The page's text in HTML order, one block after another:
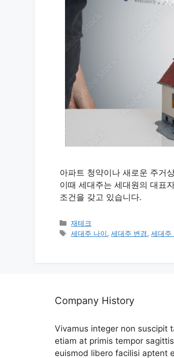
아파트 청약이나 새로운 주거
이때 세대주는 세대원의 대표
조건을 갖고 있습니다.
카
테
재테크
태
세대주 나이,세대주 변경,세대주
Company History
Vivamus integer non suscipit
etiam at primis tempor
euismod libero facilisi aptent